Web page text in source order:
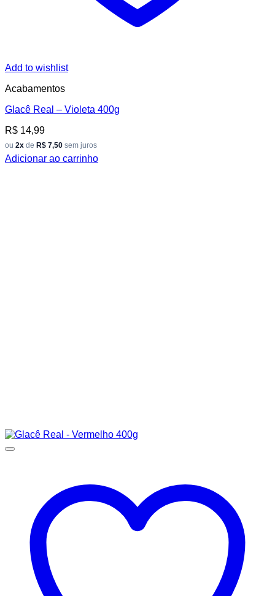
Add to wishlist
Acabamentos
Glacê Real – Violeta 400g
R$ 14,99
ou 2x de R$ 7,50 sem juros
Adicionar ao carrinho